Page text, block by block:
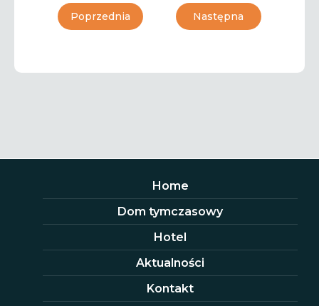
Poprzednia Następna
Home
Dom tymczasowy
Hotel
Aktualności
Kontakt